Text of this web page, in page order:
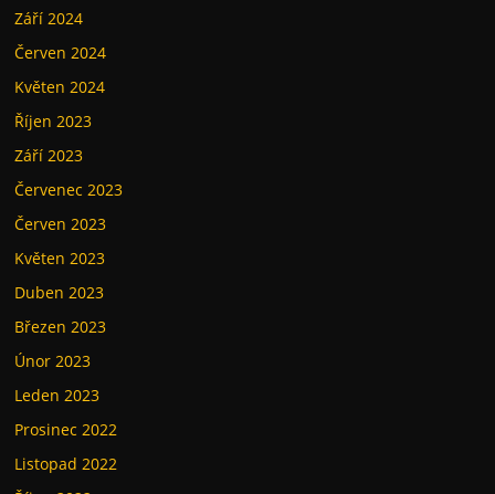
Září 2024
Červen 2024
Květen 2024
Říjen 2023
Září 2023
Červenec 2023
Červen 2023
Květen 2023
Duben 2023
Březen 2023
Únor 2023
Leden 2023
Prosinec 2022
Listopad 2022